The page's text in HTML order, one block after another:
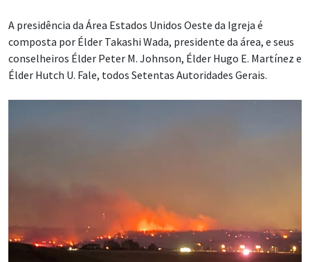
A presidência da Área Estados Unidos Oeste da Igreja é
composta por Élder Takashi Wada, presidente da área, e seus
conselheiros Élder Peter M. Johnson, Élder Hugo E. Martínez e
Élder Hutch U. Fale, todos Setentas Autoridades Gerais.